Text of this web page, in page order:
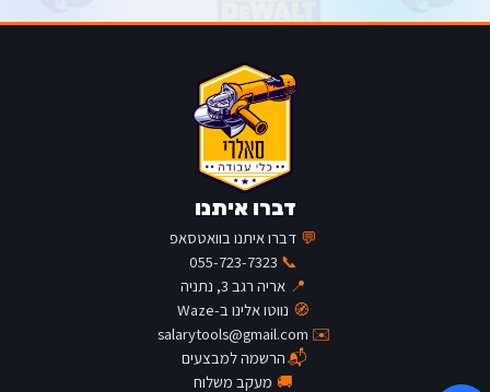
דברו איתנו
💬 דברו איתנו בוואטסאפ
📞
055-723-7323
📍 אריה רגב 3, נתניה
🧭 נווטו אלינו ב-Waze
✉️
salarytools@gmail.com
📬הרשמה למבצעים
🚚 מעקב משלוח